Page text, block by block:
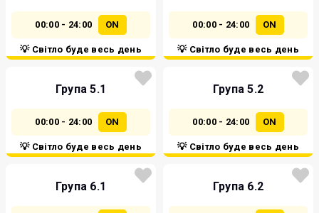
00:00 - 24:00 ON
💡 Світло буде весь день
00:00 - 24:00 ON
💡 Світло буде весь день
Група 5.1
00:00 - 24:00 ON
💡 Світло буде весь день
Група 5.2
00:00 - 24:00 ON
💡 Світло буде весь день
Група 6.1 Група 6.2